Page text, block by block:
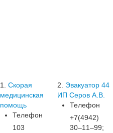
1.
Скорая
медицинская
помощь
Телефон
103
2.
Эвакуатор 44
ИП Серов А.В.
Телефон
+7(4942)
30‒11‒99;